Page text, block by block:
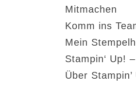
Mitmachen
Komm ins
Mein
Stampin‘ Up!
Über Stampin’